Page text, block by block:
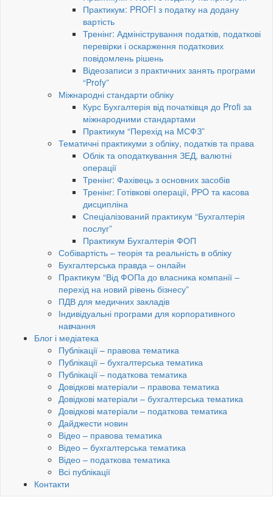
Практикум: PROFI з податку на додану
вартість
Тренінг: Адміністрування податків, податкові
перевірки і оскарження податкових
повідомлень рішень
Відеозаписи з практичних занять програми
“Profy”
Міжнародні стандарти обліку
Курс Бухгалтерія від початківця до Profi за
міжнародними стандартами
Практикум “Перехід на МСФЗ”
Тематичні практикуми з обліку, податків та права
Облік та оподаткування ЗЕД, валютні
операції
Тренінг: Фахівець з основних засобів
Тренінг: Готівкові операції, PРO та касова
дисципліна
Спеціалізований практикум “Бухгалтерія
послуг”
Практикум Бухгалтерія ФОП
Собівартість – теорія та реальність в обліку
Бухгалтерська правда – онлайн
Практикум “Від ФОПа до власника компанії –
перехід на новий рівень бізнесу”
ПДВ для медичних закладів
Індивідуальні програми для корпоративного
навчання
Блог і медіатека
Публікації – правова тематика
Публікації – бухгалтерська тематика
Публікації – податкова тематика
Довідкові матеріали – правова тематика
Довідкові матеріали – бухгалтерська тематика
Довідкові матеріали – податкова тематика
Дайджести новин
Відео – правова тематика
Відео – бухгалтерська тематика
Відео – податкова тематика
Всі публікації
Контакти